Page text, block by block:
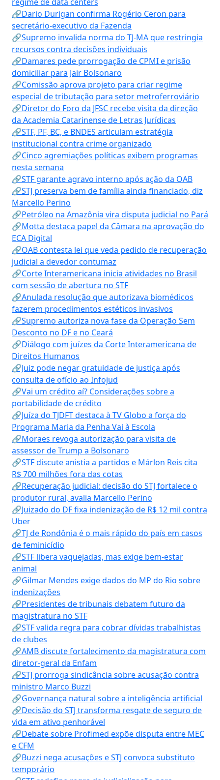
🔗Dario Durigan confirma Rogério Ceron para
secretário-executivo da Fazenda
🔗Supremo invalida norma do TJ-MA que restringia
recursos contra decisões individuais
🔗Damares pede prorrogação de CPMI e prisão
domiciliar para Jair Bolsonaro
🔗Comissão aprova projeto para criar regime
especial de tributação para setor metroferroviário
🔗Diretor do Foro da JFSC recebe visita da direção
da Academia Catarinense de Letras Jurídicas
🔗STF, PF, BC, e BNDES articulam estratégia
institucional contra crime organizado
🔗Cinco agremiações políticas exibem programas
nesta semana
🔗STF garante agravo interno após ação da OAB
🔗STJ preserva bem de família ainda financiado, diz
Marcello Perino
🔗Petróleo na Amazônia vira disputa judicial no Pará
🔗Motta destaca papel da Câmara na aprovação do
ECA Digital
🔗OAB contesta lei que veda pedido de recuperação
judicial a devedor contumaz
🔗Corte Interamericana inicia atividades no Brasil
com sessão de abertura no STF
🔗Anulada resolução que autorizava biomédicos
fazerem procedimentos estéticos invasivos
🔗Supremo autoriza nova fase da Operação Sem
Desconto no DF e no Ceará
🔗Diálogo com juízes da Corte Interamericana de
Direitos Humanos
🔗Juiz pode negar gratuidade de justiça após
consulta de ofício ao Infojud
🔗Vai um crédito aí? Considerações sobre a
portabilidade de crédito
🔗Juíza do TJDFT destaca à TV Globo a força do
Programa Maria da Penha Vai à Escola
🔗Moraes revoga autorização para visita de
assessor de Trump a Bolsonaro
🔗STF discute anistia a partidos e Márlon Reis cita
R$ 700 milhões fora das cotas
🔗Recuperação judicial: decisão do STJ fortalece o
produtor rural, avalia Marcello Perino
🔗Juizado do DF fixa indenização de R$ 12 mil contra
Uber
🔗TJ de Rondônia é o mais rápido do país em casos
de feminicídio
🔗STF libera vaquejadas, mas exige bem-estar
animal
🔗Gilmar Mendes exige dados do MP do Rio sobre
indenizações
🔗Presidentes de tribunais debatem futuro da
magistratura no STF
🔗STF valida regra para cobrar dívidas trabalhistas
de clubes
🔗AMB discute fortalecimento da magistratura com
diretor-geral da Enfam
🔗STJ prorroga sindicância sobre acusação contra
ministro Marco Buzzi
🔗Governança natural sobre a inteligência artificial
🔗Decisão do STJ transforma resgate de seguro de
vida em ativo penhorável
🔗Debate sobre Profimed expõe disputa entre MEC
e CFM
🔗Buzzi nega acusações e STJ convoca substituto
temporário